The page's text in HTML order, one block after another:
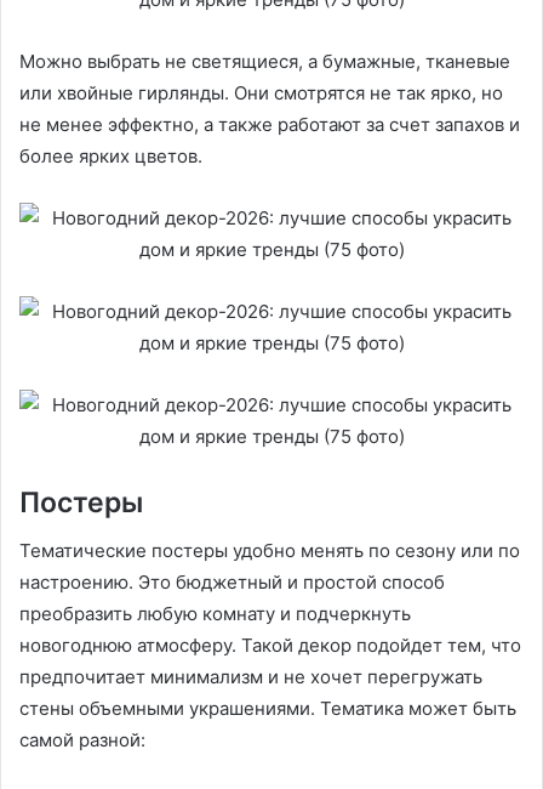
Можно выбрать не светящиеся, а бумажные, тканевые
или хвойные гирлянды. Они смотрятся не так ярко, но
не менее эффектно, а также работают за счет запахов и
более ярких цветов.
Постеры
Тематические постеры удобно менять по сезону или по
настроению. Это бюджетный и простой способ
преобразить любую комнату и подчеркнуть
новогоднюю атмосферу. Такой декор подойдет тем, что
предпочитает минимализм и не хочет перегружать
стены объемными украшениями. Тематика может быть
самой разной: